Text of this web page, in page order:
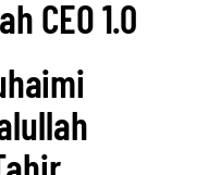
CEO 1.0